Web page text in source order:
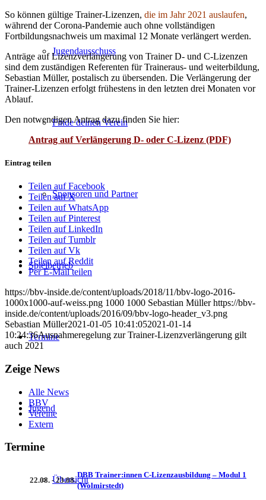
Jugendausschuss
Finde deinen Verein
Sponsoren und Partner
Spielbetrieb
Termine
Jugend
Übersicht
So können gültige Trainer-Lizenzen, die im Jahr 2021 auslaufen,
während der Corona-Pandemie auch ohne vollständigen
Fortbildungsnachweis um maximal 12 Monate verlängert werden.
Anträge auf Lizenzverlängerung von Trainer D- und C-Lizenzen
sind dem zuständigen Referenten für Traineraus- und weiterbildung,
Sebastian Müller, postalisch zu übersenden. Die Verlängerung der
Trainer-Lizenzen erfolgt frühestens in den letzten drei Monaten vor
Ablauf.
Den notwendigen Antrag dazu finden Sie hier:
Antrag auf Verlängerung D- oder C-Lizenz (PDF)
Eintrag teilen
Teilen auf Facebook
Teilen auf X
Teilen auf WhatsApp
Teilen auf Pinterest
Teilen auf LinkedIn
Teilen auf Tumblr
Teilen auf Vk
Teilen auf Reddit
Per E-Mail teilen
https://bbv-inside.de/content/uploads/2018/11/bbv-logo-2016-
1000x1000-auf-weiss.png 1000 1000 Sebastian Müller https://bbv-
inside.de/content/uploads/2016/09/bbv-logo-header_v3.png
Sebastian Müller2021-01-05 10:41:052021-01-14
10:24:36Ausnahmeregelung zur Trainer-Lizenzverlängerung gilt
auch 2021
Zeige News
Alle News
BBV
Vereine
Extern
Termine
22.08. - 23.08.
DBB Trainer:innen C-Lizenzausbildung – Modul 1
(Wolmirstedt)